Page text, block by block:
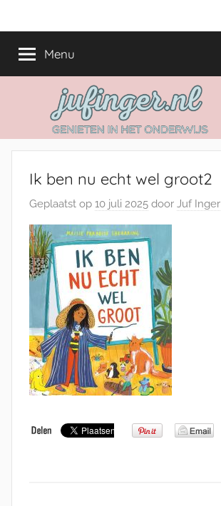
naarjufinger.nl
het
onderwijs
Menu
Ik ben nu echt wel groot2
Geplaatst op 10 juli 2025 door Juf Inger